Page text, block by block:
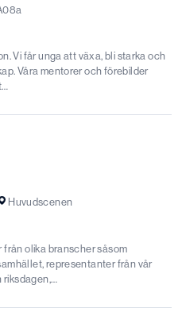
Vi får unga att växa, bli starka och
Våra mentorer och förebilder
Huvudscenen
från olika branscher såsom
representanter från vår
riksdagen,…